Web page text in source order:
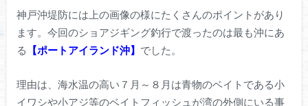
神戸沖堤防には上の画像の様にたくさんのポイントがあり
ます。今回のショアジギング釣行で渡ったのは最も沖にあ
る 【ポートアイランド沖】 でした。
理由は、海水温の高い７月～８月は青物のベイトである小
イワシや小アジ等のベイトフィッシュが湾の外側にいる事